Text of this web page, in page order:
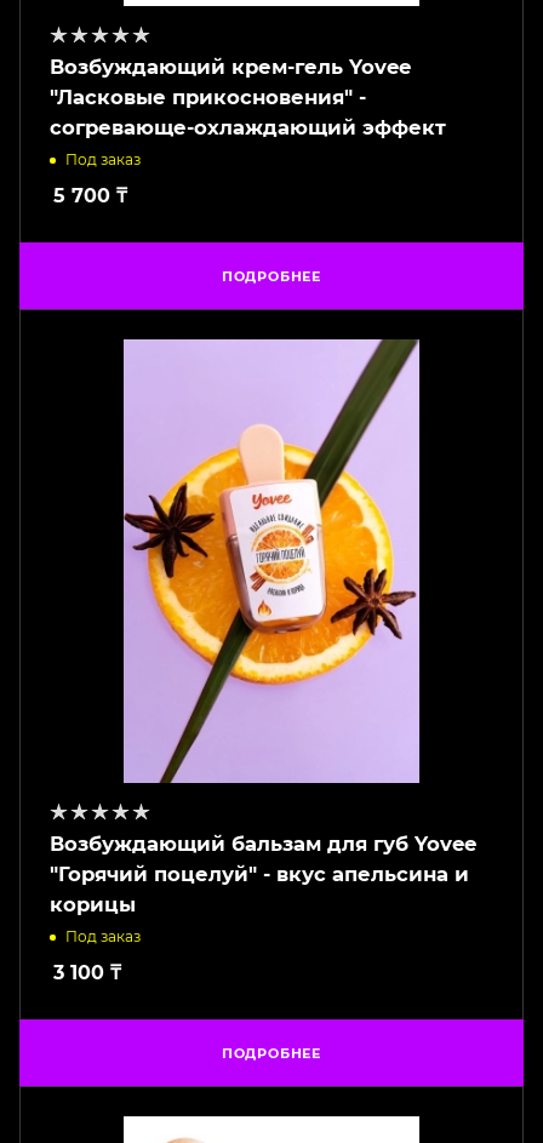
Возбуждающий крем-гель Yovee
"Ласковые прикосновения" -
согревающе-охлаждающий эффект
Под заказ
5 700 ₸
ПОДРОБНЕЕ
Возбуждающий бальзам для губ Yovee
"Горячий поцелуй" - вкус апельсина и
корицы
Под заказ
3 100 ₸
ПОДРОБНЕЕ